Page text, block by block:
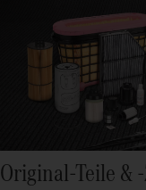
Original-Teile &